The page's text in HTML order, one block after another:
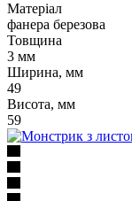
Матеріал
фанера березова
Товщина
3 мм
Ширина, мм
49
Висота, мм
59